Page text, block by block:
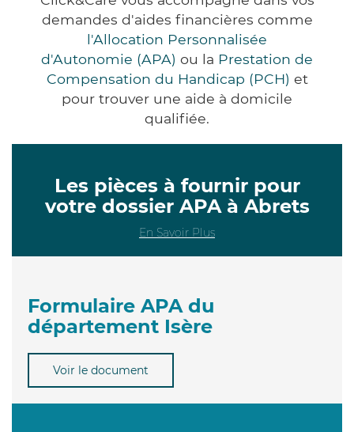
demandes d'aides financières comme
l'Allocation Personnalisée
d'Autonomie (APA) ou la Prestation de
Compensation du Handicap (PCH) et
pour trouver une aide à domicile
qualifiée.
Les pièces à fournir pour
votre dossier APA à Abrets
En Savoir Plus
Formulaire APA du
département Isère
Voir le document